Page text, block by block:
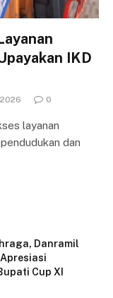
IKD
0
layanan
dan
Danramil
Cup XI